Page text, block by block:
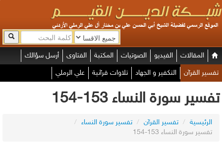
المقالات الفيديو الصوتيات المكتبة الفتاوى أرسل سؤالك
تفسير القرآن التكفير و الجهاد تلاوات قرآنية علي الرملي
تفسير سورة النساء 153-154
الرئيسية / تفسير القرآن / تفسير سورة النساء /
تفسير سورة النساء 153-154